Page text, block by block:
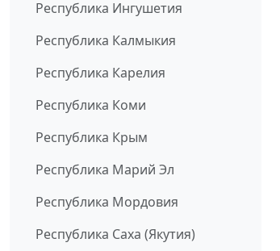
Республика Ингушетия
Республика Калмыкия
Республика Карелия
Республика Коми
Республика Крым
Республика Марий Эл
Республика Мордовия
Республика Саха (Якутия)